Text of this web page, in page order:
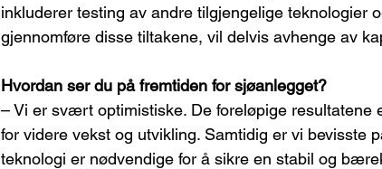
inkluderer testing av andre tilgjengelige teknologier
gjennomføre disse tiltakene, vil delvis avhenge av
Hvordan ser du på fremtiden for sjøanlegget?
– Vi er svært optimistiske. De foreløpige resultatene
for videre vekst og utvikling. Samtidig er vi bevisste
teknologi er nødvendige for å sikre en stabil og